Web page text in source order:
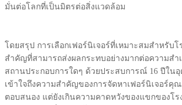
มั่นต่อโลกที่เป็นมิตรต่อสิ่งแวดล้อม
โดยสรุป การเลือกเฟอร์นิเจอร์ที่เหมาะสมสำหรับ
สำคัญที่สามารถส่งผลกระทบอย่างมากต่อความสำ
สถานประกอบการใดๆ ด้วยประสบการณ์ 16 ปีในอุ
เข้าใจถึงความสำคัญของการจัดหาเฟอร์นิเจอร์คุ
ตอบสนอง แต่ยังเกินความคาดหวังของแขกของโร